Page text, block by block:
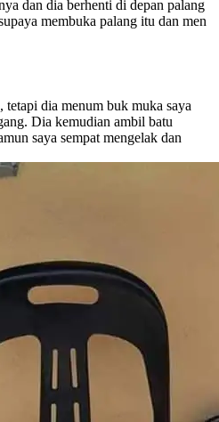
dan dia berhenti di depan palang
membuka palang itu dan men
tetapi dia menum buk muka saya
Dia kemudian ambil batu
saya sempat mengelak dan